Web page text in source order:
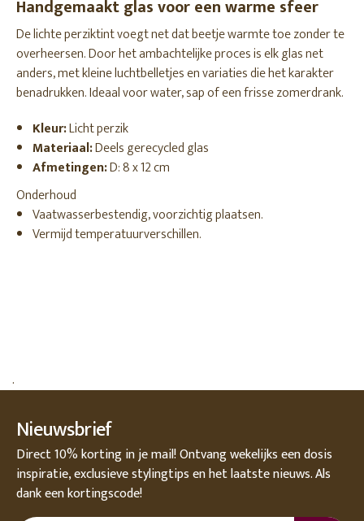
Handgemaakt glas voor een warme sfeer
De lichte perziktint voegt net dat beetje warmte toe zonder te
overheersen. Door het ambachtelijke proces is elk glas net
anders, met kleine luchtbelletjes en variaties die het karakter
benadrukken. Ideaal voor water, sap of een frisse zomerdrank.
Kleur:Licht perzik
Materiaal:Deels gerecycled glas
Afmetingen:D: 8 x 12 cm
Onderhoud
Vaatwasserbestendig, voorzichtig plaatsen.
Vermijd temperatuurverschillen.
.
Nieuwsbrief
Direct 10% korting in je mail! Ontvang wekelijks een dosis
inspiratie, exclusieve stylingtips en het laatste nieuws. Als
dank een kortingscode!